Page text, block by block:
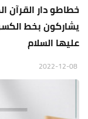
خطاطو دار القرآن
يشاركون بخط
عليها السلام